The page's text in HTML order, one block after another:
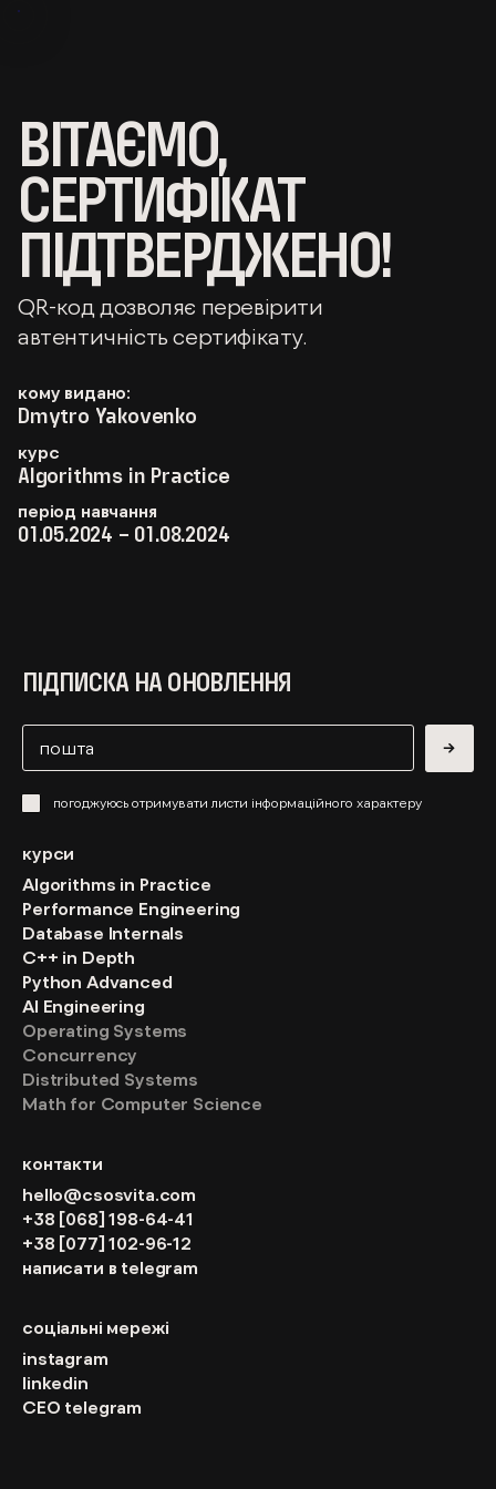
ВІТАЄМО,
СЕРТИФІКАТ
ПІДТВЕРДЖЕНО!
QR-код дозволяє перевірити
автентичність сертифікату.
кому видано:
Dmytro Yakovenko
курс
Algorithms in Practice
період навчання
01.05.2024 – 01.08.2024
→
погоджуюсь отримувати листи інформаційного характеру
ПІДПИСКА НА ОНОВЛЕННЯ
курси
Algorithms in Practice
Performance Engineering
Database Internals
C++ in Depth
Python Advanced
AI Engineering
Operating Systems
Concurrency
Distributed Systems
Math for Computer Science
контакти
hello@csosvita.com
+38 [068] 198-64-41
+38 [077] 102-96-12
написати в telegram
соціальні мережі
instagram
linkedin
CEO telegram